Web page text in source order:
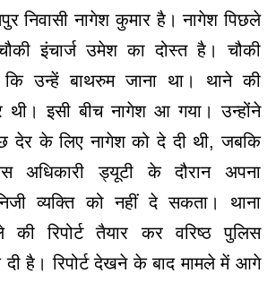
निवासी नागेश कुमार है। नागेश पिछले
इंचार्ज उमेश का दोस्त है। चौकी
कि उन्हें बाथरुम जाना था। थाने की
थी। इसी बीच नागेश आ गया। उन्होंने
देर के लिए नागेश को दे दी थी, जबकि
अधिकारी ड्यूटी के दौरान अपना
व्यक्ति को नहीं दे सकता। थाना
की रिपोर्ट तैयार कर वरिष्ठ पुलिस
है। रिपोर्ट देखने के बाद मामले में आगे